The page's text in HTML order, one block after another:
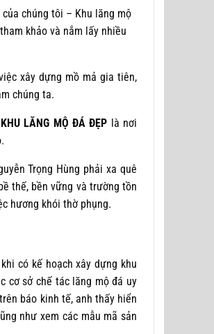
chúng tôi – Khu lăng mộ
khảo và nắm lấy nhiều
xây dựng mồ mả gia tiên,
chúng ta.
KHU LĂNG MỘ ĐÁ ĐẸP là nơi
Trọng Hùng phải xa quê
thế, bền vững và trường tồn
hương khói thờ phụng.
có kế hoạch xây dựng khu
cơ sở chế tác lăng mộ đá uy
báo kinh tế, anh thấy hiển
như xem các mẫu mã sản